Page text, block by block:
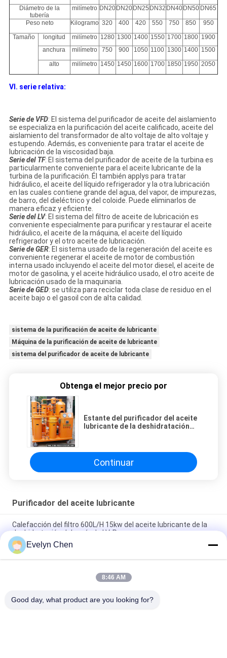
Diámetro de la
tubería
milímetro DN20 DN20 DN25 DN32 DN40 DN50 DN65
Peso neto Kilogramo 320 400 420 550 750 850
950
Tamaño
longitud milímetro 1280 1300 1400 1550 1700 1800 1900
anchura
milímetro 750 900 1050 1100 1300 1400 1500
alto
milímetro 1450 1450 1600 1700 1850 1950 2050
VI. serie relativa:
Serie de VFD: El sistema del purificador de aceite del aislamiento
se especializa en la purificación del aceite calificado, aceite del
aislamiento del transformador de alto voltaje de alto voltaje y
estupendo. Además, es conveniente para tratar el aceite de
lubricación de la viscosidad baja.
Serie del TF: El sistema del purificador de aceite de la turbina es
particularmente conveniente para el aceite lubricante de la
turbina de la purificación. Él también applys para tratar
hidráulico, el aceite del líquido refrigerador y la otra lubricación
en las cuales contiene grande del agua, del vapor, de impurezas,
de barro, del dieléctrico y del coloide. Puede eliminarlos de
manera eficaz y eficiente.
Serie del LV: El sistema del filtro de aceite de lubricación es
conveniente especialmente para purificar y restaurar el aceite
hidráulico, el aceite de la máquina, el aceite del líquido
refrigerador y el otro aceite de lubricación.
Serie de GER: El sistema usado de la regeneración del aceite es
conveniente regenerar el aceite de motor de combustión
interna usado incluyendo el aceite del motor diesel, el aceite de
motor de gasolina, y el aceite hidráulico usado, el otro aceite de
lubricación usado de la maquinaria.
Serie de GED: se utiliza para reciclar toda clase de residuo en el
aceite bajo o el gasoil con de alta calidad.
sistema de la purificación de aceite de lubricante
Máquina de la purificación de aceite de lubricante
sistema del purificador de aceite de lubricante
Obtenga el mejor precio por
Estante del purificador del aceite
lubricante de la deshidratación
Continuar
Purificador del aceite lubricante
Calefacción del filtro 600L/H 15kw del aceite lubricante de la
deshidratación del vacío de LV-P
Purificador ligero del aceite lubricante con la estructura de
acero inoxidable 50Hz
Máquina de purificación de aceite resistente al fuego para el
Evelyn Chen
8:46 AM
Good day, what product are you looking for?